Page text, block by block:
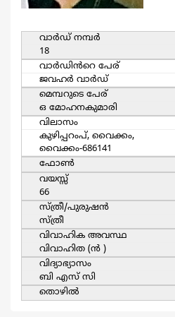
വാര്‍ഡ്‌ നമ്പര്‍
18
വാര്‍ഡിൻറെ പേര്
ജവഹര്‍ വാര്‍ഡ്
മെമ്പറുടെ പേര്
ഒ മോഹനകുമാരി
വിലാസം
കുഴിപ്പറംപ്, വൈക്കം,
വൈക്കം-686141
ഫോൺ
വയസ്സ്
66
സ്ത്രീ/പുരുഷന്‍
സ്ത്രീ
വിവാഹിക അവസ്ഥ
വിവാഹിത (ന്‍ )
വിദ്യാഭ്യാസം
ബി എസ് സി
തൊഴില്‍